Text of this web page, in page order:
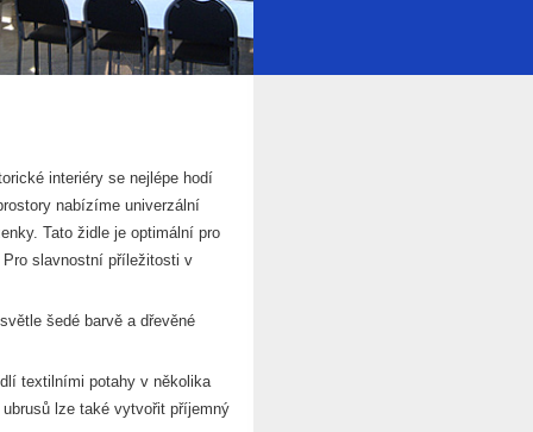
interiéry se nejlépe hodí
nabízíme univerzální
Tato židle je optimální pro
slavnostní příležitosti v
šedé barvě a dřevěné
textilními potahy v několika
lze také vytvořit příjemný